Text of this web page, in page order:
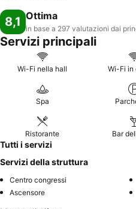
8,1 Ottima
in base a 297 valutazioni dai
Servizi principali
Wi-Fi nella hall Wi-Fi in
Spa
Ristorante Bar
Tutti i servizi
Servizi della struttura
Centro congressi
Ascensore